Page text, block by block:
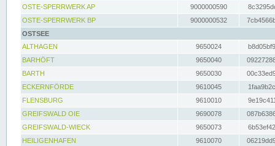
OSTE-SPERRWERK AP
9000000590
OSTE-SPERRWERK BP
9000000532
OSTSEE
ALTHAGEN
9650024
BARHÖFT
9650040
BARTH
9650030
ECKERNFÖRDE
9610045
FLENSBURG
9610010
GREIFSWALD OIE
9690078
GREIFSWALD-WIECK
9650073
HEILIGENHAFEN
9610070